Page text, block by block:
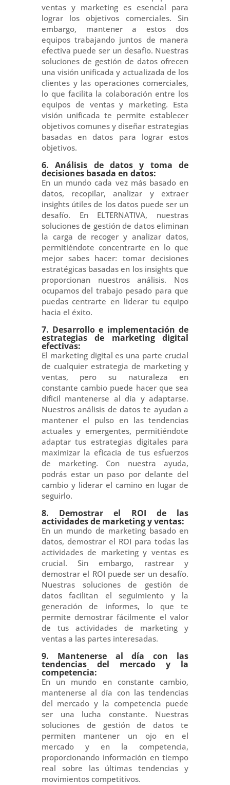
ventas y marketing es esencial para
lograr los objetivos comerciales. Sin
embargo, mantener a estos dos
equipos trabajando juntos de manera
efectiva puede ser un desafío. Nuestras
soluciones de gestión de datos ofrecen
una visión unificada y actualizada de los
clientes y las operaciones comerciales,
lo que facilita la colaboración entre los
equipos de ventas y marketing. Esta
visión unificada te permite establecer
objetivos comunes y diseñar estrategias
basadas en datos para lograr estos
objetivos.
6. Análisis de datos y toma de
decisiones basada en datos:
En un mundo cada vez más basado en
datos, recopilar, analizar y extraer
insights útiles de los datos puede ser un
desafío. En ELTERNATIVA, nuestras
soluciones de gestión de datos eliminan
la carga de recoger y analizar datos,
permitiéndote concentrarte en lo que
mejor sabes hacer: tomar decisiones
estratégicas basadas en los insights que
proporcionan nuestros análisis. Nos
ocupamos del trabajo pesado para que
puedas centrarte en liderar tu equipo
hacia el éxito.
7. Desarrollo e implementación de
estrategias de marketing digital
efectivas:
El marketing digital es una parte crucial
de cualquier estrategia de marketing y
ventas, pero su naturaleza en
constante cambio puede hacer que sea
difícil mantenerse al día y adaptarse.
Nuestros análisis de datos te ayudan a
mantener el pulso en las tendencias
actuales y emergentes, permitiéndote
adaptar tus estrategias digitales para
maximizar la eficacia de tus esfuerzos
de marketing. Con nuestra ayuda,
podrás estar un paso por delante del
cambio y liderar el camino en lugar de
seguirlo.
8. Demostrar el ROI de las
actividades de marketing y ventas:
En un mundo de marketing basado en
datos, demostrar el ROI para todas las
actividades de marketing y ventas es
crucial. Sin embargo, rastrear y
demostrar el ROI puede ser un desafío.
Nuestras soluciones de gestión de
datos facilitan el seguimiento y la
generación de informes, lo que te
permite demostrar fácilmente el valor
de tus actividades de marketing y
ventas a las partes interesadas.
9. Mantenerse al día con las
tendencias del mercado y la
competencia:
En un mundo en constante cambio,
mantenerse al día con las tendencias
del mercado y la competencia puede
ser una lucha constante. Nuestras
soluciones de gestión de datos te
permiten mantener un ojo en el
mercado y en la competencia,
proporcionando información en tiempo
real sobre las últimas tendencias y
movimientos competitivos.